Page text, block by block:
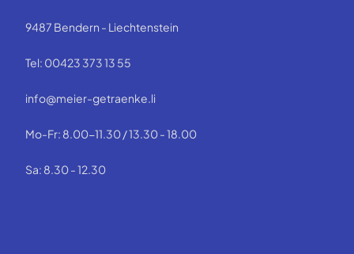
9487 Bendern - Liechtenstein
Tel: 00423 373 13 55
info@meier-getraenke.li
Mo-Fr: 8.00-11.30 / 13.30 - 18.00
Sa: 8.30 - 12.30